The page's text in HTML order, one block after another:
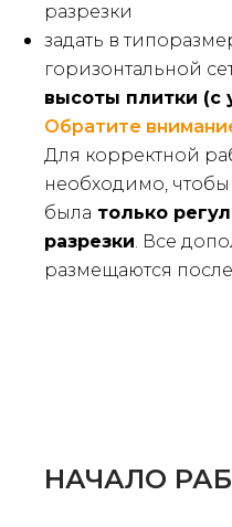
разрезки
задать в
горизонтальной
высоты плитки (с
Обратите
Для корректной
необходимо, чтобы
была только
разрезки. Все
размещаются
НАЧАЛО